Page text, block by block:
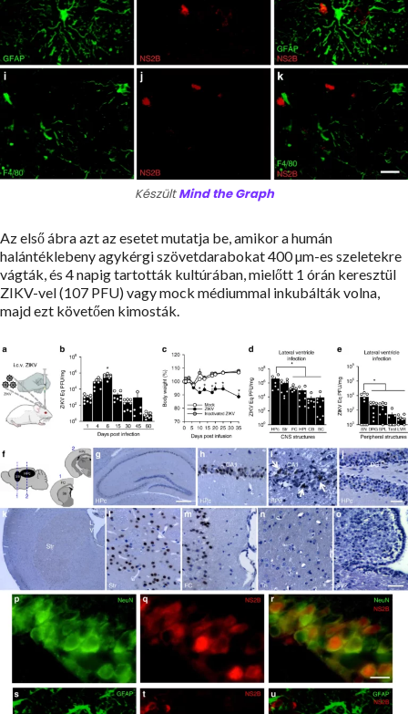
KészültMind the Graph
Az első ábra azt az esetet mutatja be, amikor a humán
halántéklebeny agykérgi szövetdarabokat 400 µm-es szeletekre
vágták, és 4 napig tartották kultúrában, mielőtt 1 órán keresztül
ZIKV-vel (107 PFU) vagy mock médiummal inkubálták volna,
majd ezt követően kimosták.